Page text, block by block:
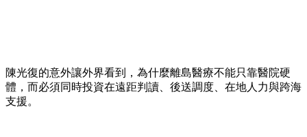
陳光復的意外讓外界看到，為什麼離島醫療不能只靠醫院硬
體，而必須同時投資在遠距判讀、後送調度、在地人力與跨海
支援。